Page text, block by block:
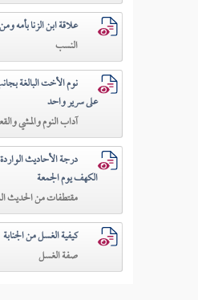
علاقة ابن الزنا بأمه
النسب
نوم الأخت البالغة
على سرير واحد
آداب النوم والمشي
درجة الأحاديث
الكهف يوم الجمعة
مقتطفات من الحديث
كيفية الغسل من الجنابة
صفة الغسل